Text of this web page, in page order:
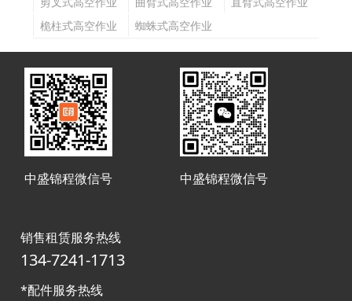
平台
平台
桅柱式高空作业
蜘蛛式高空作业
中盛锦程微信号 中盛锦程微信号
销售租赁服务热线
134-7241-1713
*配件服务热线